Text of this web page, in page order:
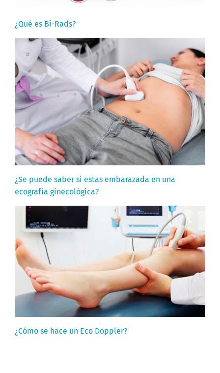
¿Qué es Bi-Rads?
¿Se puede saber si estas embarazada en una
ecografía ginecológica?
¿Cómo se hace un Eco Doppler?